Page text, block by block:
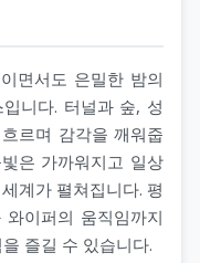
면서도 은밀한 밤의
니다. 터널과 숲, 성
르며 감각을 깨워줍
은 가까워지고 일상
계가 펼쳐집니다. 평
이퍼의 움직임까지
즐길 수 있습니다.